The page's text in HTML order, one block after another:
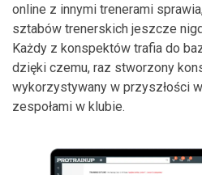
online z innymi trenerami
sztabów trenerskich jeszcze
Każdy z konspektów trafia do
dzięki czemu, raz stworzony
wykorzystywany w przyszłości
zespołami w klubie.